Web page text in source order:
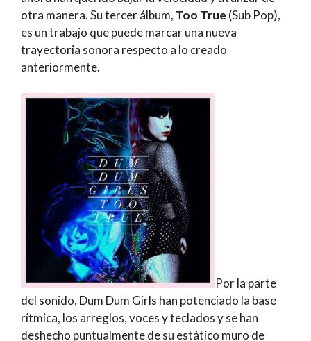
otra manera. Su tercer álbum, Too True (Sub Pop),
es un trabajo que puede marcar una nueva
trayectoria sonora respecto a lo creado
anteriormente.
Por la parte
del sonido, Dum Dum Girls han potenciado la base
rítmica, los arreglos, voces y teclados y se han
deshecho puntualmente de su estático muro de